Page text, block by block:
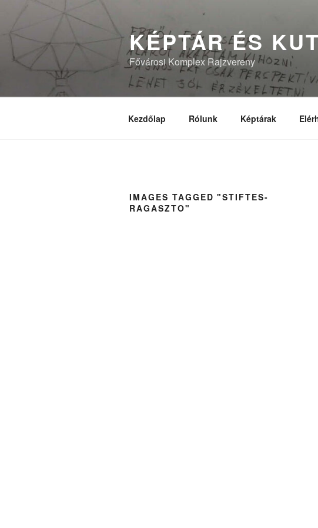
KÉPTÁR ÉS
Fővárosi Komplex Rajzvereny
Kezdőlap Rólunk Képtárak
IMAGES TAGGED "STIFTES-
RAGASZTO"